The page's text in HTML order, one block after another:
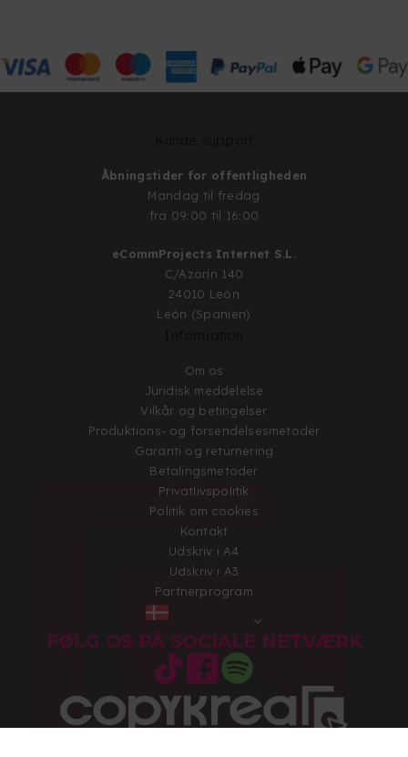
Åbningstider for offentligheden
Mandag til fredag
fra 09:00 til 16:00
eCommProjects Internet S.L.
C/Azorín 140
24010 León
León (Spanien)
Om os
Juridisk meddelelse
Vilkår og betingelser
Produktions- og forsendelsesmetoder
Garanti og returnering
Betalingsmetoder
Privatlivspolitik
Politik om cookies
Kontakt
Udskriv i A4
Udskriv i A3
Partnerprogram
FØLG OS PÅ SOCIALE NETVÆRK